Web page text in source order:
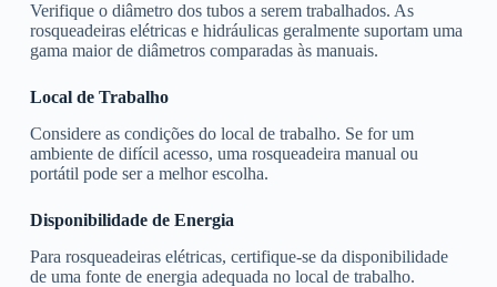
Verifique o diâmetro dos tubos a serem trabalhados. As
rosqueadeiras elétricas e hidráulicas geralmente suportam uma
gama maior de diâmetros comparadas às manuais.
Local de Trabalho
Considere as condições do local de trabalho. Se for um
ambiente de difícil acesso, uma rosqueadeira manual ou
portátil pode ser a melhor escolha.
Disponibilidade de Energia
Para rosqueadeiras elétricas, certifique-se da disponibilidade
de uma fonte de energia adequada no local de trabalho.